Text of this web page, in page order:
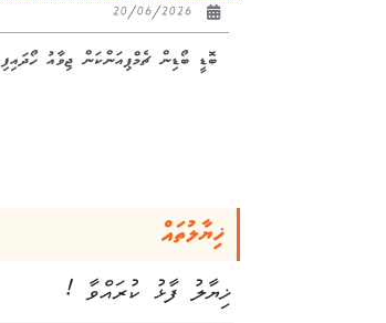
20/06/2026
ބޮޑީ ބޯޑިން ޗެމްޕިއަންކަން ޖިވާއު ހޯދައިފި
ޚިޔާލުތައް
ޚިޔާލު ފާޅު ކުރައްވާ !